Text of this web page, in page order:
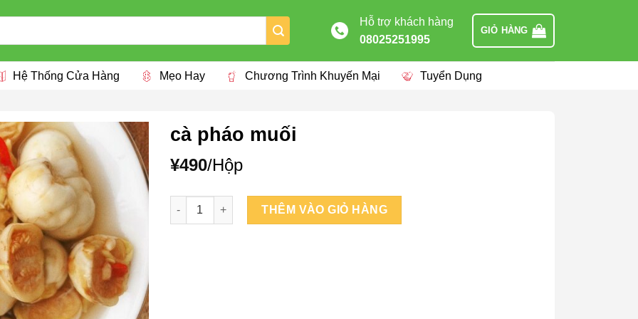
Hỗ trợ khách hàng
08025251995
GIỎ HÀNG
Hệ Thống Cửa Hàng Mẹo Hay Chương Trình Khuyến Mại Tuyển Dụng
cà pháo muối
¥490/Hộp
cà pháo muối số lượng
THÊM VÀO GIỎ HÀNG